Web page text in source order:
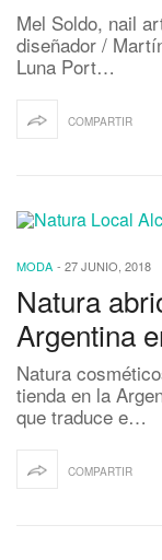
Mel Soldo, nail
diseñador /
Luna Port…
COMPARTIR
MODA - 27 JUNIO, 2018
Natura
Argentina
Natura
tienda en la
que traduce e…
COMPARTIR